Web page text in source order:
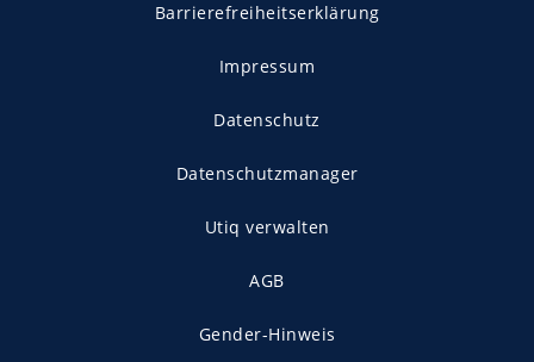
Barrierefreiheitserklärung
Impressum
Datenschutz
Datenschutzmanager
Utiq verwalten
AGB
Gender-Hinweis